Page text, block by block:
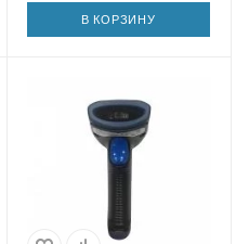
В КОРЗИНУ